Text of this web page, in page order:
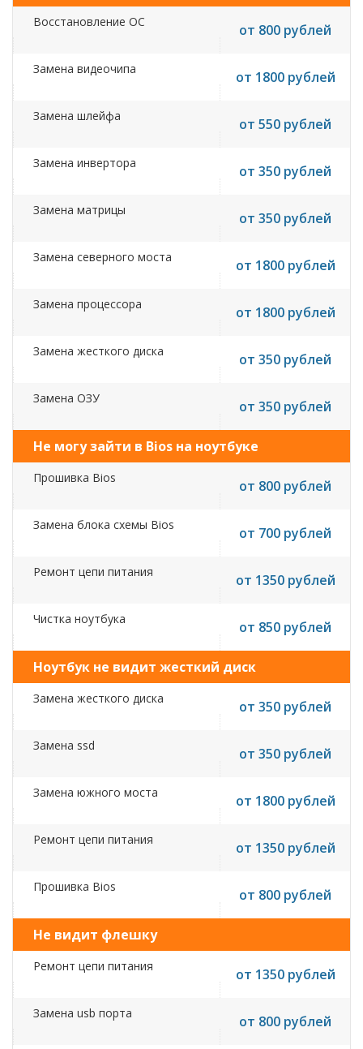
Восстановление ОС от 800 рублей
Замена видеочипа от 1800 рублей
Замена шлейфа от 550 рублей
Замена инвертора от 350 рублей
Замена матрицы от 350 рублей
Замена северного моста от 1800 рублей
Замена процессора от 1800 рублей
Замена жесткого диска от 350 рублей
Замена ОЗУ от 350 рублей
Не могу зайти в Bios на ноутбуке
Прошивка Bios от 800 рублей
Замена блока схемы Bios от 700 рублей
Ремонт цепи питания от 1350 рублей
Чистка ноутбука от 850 рублей
Ноутбук не видит жесткий диск
Замена жесткого диска от 350 рублей
Замена ssd от 350 рублей
Замена южного моста от 1800 рублей
Ремонт цепи питания от 1350 рублей
Прошивка Bios от 800 рублей
Не видит флешку
Ремонт цепи питания от 1350 рублей
Замена usb порта от 800 рублей